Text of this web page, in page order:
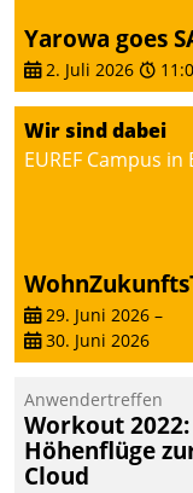
Yarowa goes
2. Juli 2026
Wir sind dabei
EUREF Campus in
29. Juni 2026 –
30. Juni 2026
Anwendertreffen
Workout 2022:
Höhenflüge
Cloud